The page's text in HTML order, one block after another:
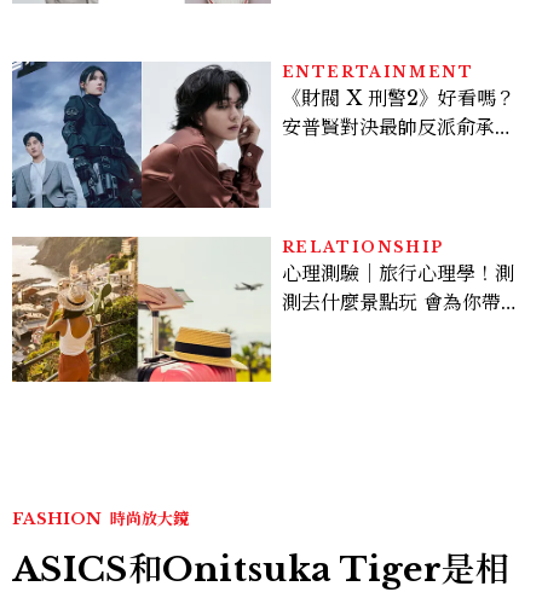
ENTERTAINMENT
《財閥 X 刑警2》好看嗎？
安普賢對決最帥反派俞承
多大？
RELATIONSHIP
心理測驗｜旅行心理學！測
測去什麼景點玩 會為你帶來
FASHION 時尚放大鏡
ASICS和Onitsuka Tiger是相